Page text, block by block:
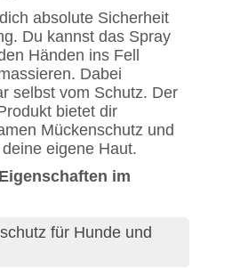
absolute Sicherheit
Du kannst das Spray
Händen ins Fell
Dabei
selbst vom Schutz. Der
bietet dir
Mückenschutz und
eigene Haut.
im
für Hunde und